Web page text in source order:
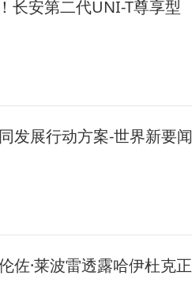
长安第二代UNI-T尊享型
发展行动方案-世界新要闻
佐·莱波雷透露哈伊杜克正